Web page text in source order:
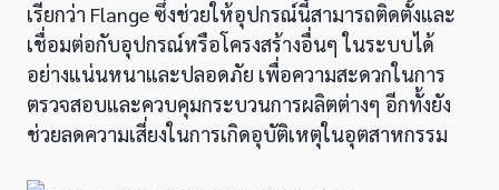
เรียกว่า Flange ซึ่งช่วยให้อุปกรณ์นี้สามารถติดตั้งและ
เชื่อมต่อกับอุปกรณ์หรือโครงสร้างอื่นๆ ในระบบได้
อย่างแน่นหนาและปลอดภัย เพื่อความสะดวกในการ
ตรวจสอบและควบคุมกระบวนการผลิตต่างๆ อีกทั้งยัง
ช่วยลดความเสี่ยงในการเกิดอุบัติเหตุในอุตสาหกรรม